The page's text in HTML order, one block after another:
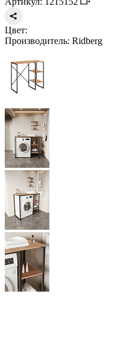
Цвет:
Производитель: Ridberg